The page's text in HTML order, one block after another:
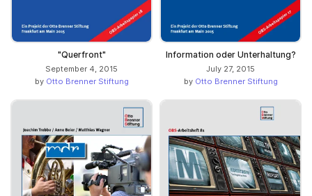
"Querfront"
September 4, 2015
by Otto Brenner Stiftung
Information oder Unterhaltung?
July 27, 2015
by Otto Brenner Stiftung